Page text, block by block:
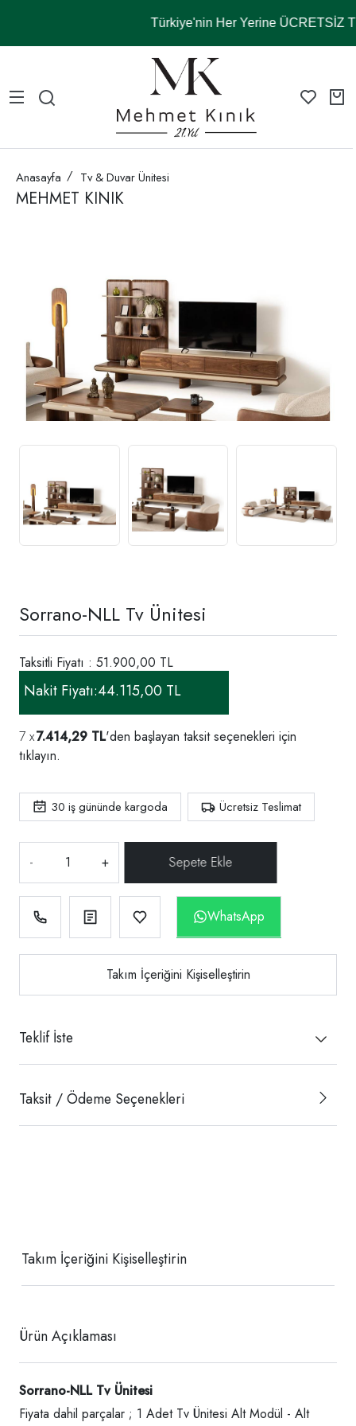
Türkiye'nin Her Yerine ÜCRETSİZ
Anasayfa Tv & Duvar Ünitesi
MEHMET KINIK
Sorrano-NLL Tv Ünitesi
Taksitli Fiyatı : 51.900,00 TL
Nakit Fiyatı:44.115,00 TL
7.414,29 TL'den başlayan taksit seçenekleri için
tıklayın.
30 iş gününde kargoda Ücretsiz Teslimat
- +
WhatsApp
Takım İçeriğini Kişiselleştirin
Teklif İste
Taksit / Ödeme Seçenekleri
Takım İçeriğini Kişiselleştirin
Ürün Açıklaması
Sorrano-NLL Tv Ünitesi
Fiyata dahil parçalar ; 1 Adet Tv Ünitesi Alt Modül - Alt